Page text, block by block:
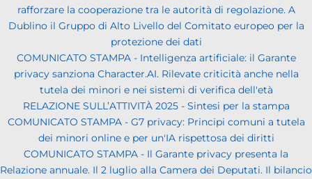
rafforzare la cooperazione tra le autorità di regolazione. A
Dublino il Gruppo di Alto Livello del Comitato europeo per la
protezione dei dati
COMUNICATO STAMPA - Intelligenza artificiale: il Garante
privacy sanziona Character.AI. Rilevate criticità anche nella
tutela dei minori e nei sistemi di verifica dell'età
RELAZIONE SULL’ATTIVITÀ 2025 - Sintesi per la stampa
COMUNICATO STAMPA - G7 privacy: Principi comuni a tutela
dei minori online e per un'IA rispettosa dei diritti
COMUNICATO STAMPA - Il Garante privacy presenta la
Relazione annuale. Il 2 luglio alla Camera dei Deputati. Il bilancio